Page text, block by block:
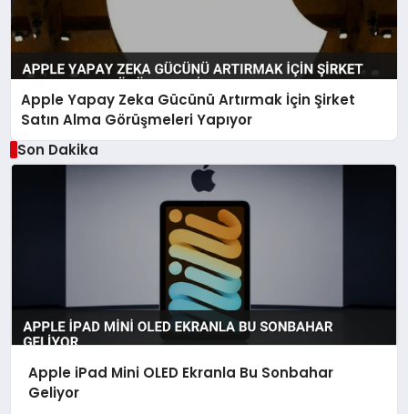
Apple Yapay Zeka Gücünü Artırmak İçin Şirket
Satın Alma Görüşmeleri Yapıyor
Son Dakika
Apple iPad Mini OLED Ekranla Bu Sonbahar
Geliyor